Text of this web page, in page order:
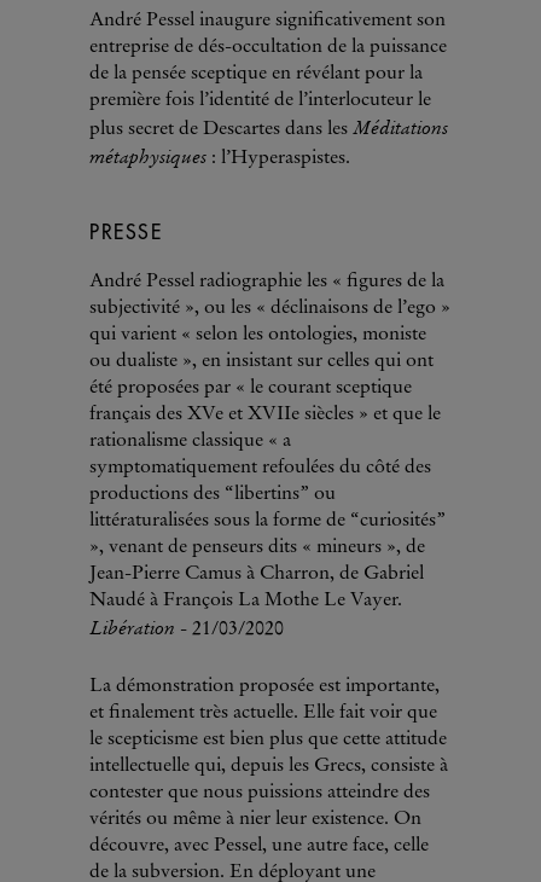
André Pessel inaugure significativement son
entreprise de dés-occultation de la puissance
de la pensée sceptique en révélant pour la
première fois l’identité de l’interlocuteur le
plus secret de Descartes dans les Méditations
métaphysiques : l’Hyperaspistes.
PRESSE
André Pessel radiographie les « figures de la
subjectivité », ou les « déclinaisons de l’ego »
qui varient « selon les ontologies, moniste
ou dualiste », en insistant sur celles qui ont
été proposées par « le courant sceptique
français des XVe et XVIIe siècles » et que le
rationalisme classique « a
symptomatiquement refoulées du côté des
productions des “libertins” ou
littératuralisées sous la forme de “curiosités”
», venant de penseurs dits « mineurs », de
Jean-Pierre Camus à Charron, de Gabriel
Naudé à François La Mothe Le Vayer.
Libération - 21/03/2020
La démonstration proposée est importante,
et finalement très actuelle. Elle fait voir que
le scepticisme est bien plus que cette attitude
intellectuelle qui, depuis les Grecs, consiste à
contester que nous puissions atteindre des
vérités ou même à nier leur existence. On
découvre, avec Pessel, une autre face, celle
de la subversion. En déployant une